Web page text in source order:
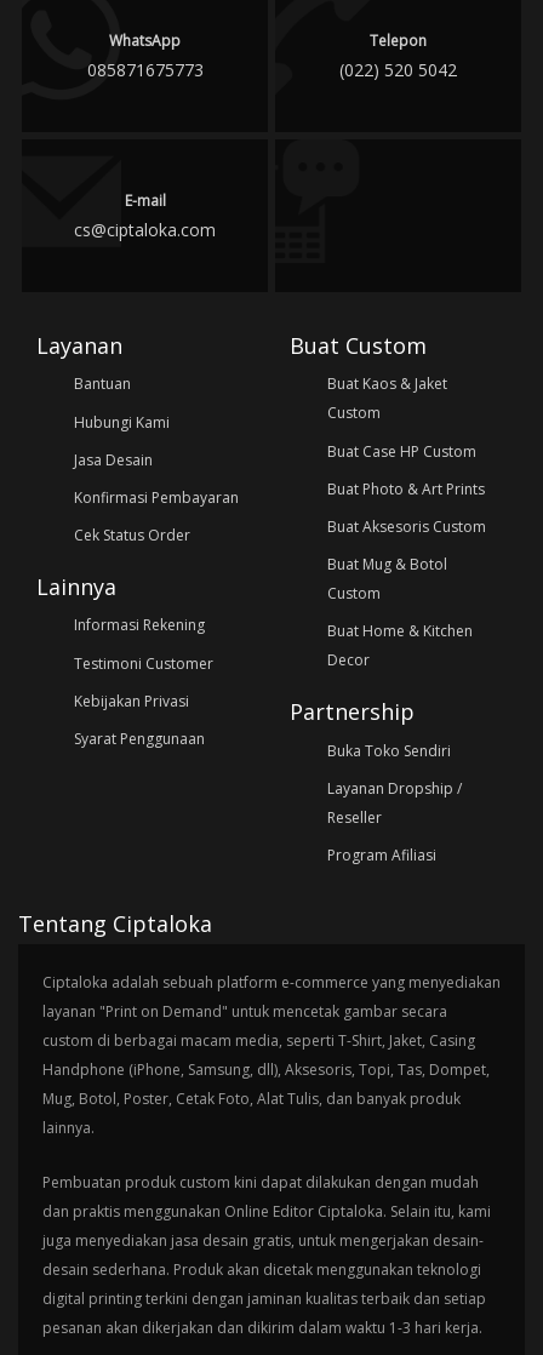
WhatsApp
085871675773
Telepon
(022) 520 5042
E-mail
cs@ciptaloka.com
Layanan
Bantuan
Hubungi Kami
Jasa Desain
Konfirmasi Pembayaran
Cek Status Order
Lainnya
Informasi Rekening
Testimoni Customer
Kebijakan Privasi
Syarat Penggunaan
Buat Custom
Buat Kaos & Jaket
Custom
Buat Case HP Custom
Buat Photo & Art Prints
Buat Aksesoris Custom
Buat Mug & Botol
Custom
Buat Home & Kitchen
Decor
Partnership
Buka Toko Sendiri
Layanan Dropship /
Reseller
Program Afiliasi
Tentang Ciptaloka
Ciptaloka adalah sebuah platform e-commerce yang menyediakan
layanan "Print on Demand" untuk mencetak gambar secara
custom di berbagai macam media, seperti T-Shirt, Jaket, Casing
Handphone (iPhone, Samsung, dll), Aksesoris, Topi, Tas, Dompet,
Mug, Botol, Poster, Cetak Foto, Alat Tulis, dan banyak produk
lainnya.
Pembuatan produk custom kini dapat dilakukan dengan mudah
dan praktis menggunakan Online Editor Ciptaloka. Selain itu, kami
juga menyediakan jasa desain gratis, untuk mengerjakan desain-
desain sederhana. Produk akan dicetak menggunakan teknologi
digital printing terkini dengan jaminan kualitas terbaik dan setiap
pesanan akan dikerjakan dan dikirim dalam waktu 1-3 hari kerja.